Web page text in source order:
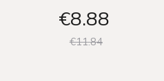
€8 88
€1184